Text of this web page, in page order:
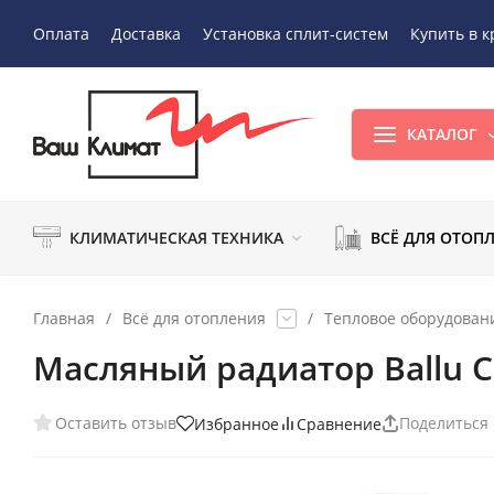
Оплата Доставка Установка сплит-систем Купить в
КАТАЛОГ
КЛИМАТИЧЕСКАЯ ТЕХНИКА ВСЁ ДЛЯ
Главная / Всё для отопления / Тепловое
Масляный радиатор Ballu
Оставить отзыв Избранное Сравнение Поделиться